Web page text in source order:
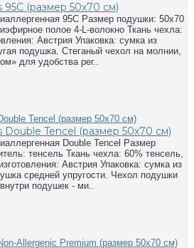
(размер 50х70 см)
95C Размер подушки: 50х70
полое 4-L-волокно Ткань чехла:
Австрия Упаковка: сумка из
подушка. Стеганый чехол на молнии,
для удобства рег..
Tencel (размер 50х70 см)
Double Tencel Размер
тенсель Ткань чехла: 60% тенсель,
Австрия Упаковка: сумка из
средней упругости. Чехол подушки
подушек - ми..